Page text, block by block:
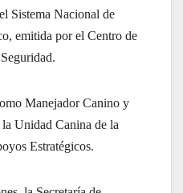
Sistema Nacional de
emitida por el Centro de
Manejador Canino y
Unidad Canina de la
Estratégicos.